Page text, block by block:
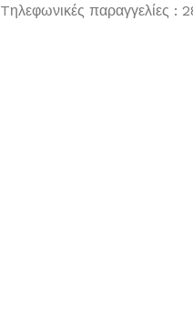
Tηλεφωνικές παραγγελίες :